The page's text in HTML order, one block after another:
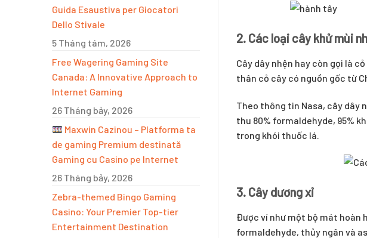
Guida Esaustiva per Giocatori
Dello Stivale
5 Tháng tám, 2026
Free Wagering Gaming Site
Canada: A Innovative Approach to
Internet Gaming
26 Tháng bảy, 2026
Maxwin Cazinou – Platforma ta
de gaming Premium destinată
Gaming cu Casino pe Internet
26 Tháng bảy, 2026
Zebra-themed Bingo Gaming
Casino: Your Premier Top-tier
Entertainment Destination
2. Các loại cây khử mùi
Cây dây nhện hay còn gọi là
thân cỏ cây có nguồn gốc từ
Theo thông tin Nasa, cây dây
thu 80% formaldehyde, 95%
trong khói thuốc lá.
3. Cây dương xỉ
Được ví như một bộ mát hoàn
formaldehyde, thủy ngân và